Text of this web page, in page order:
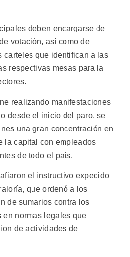
deben encargarse de
votación, así como de
carteles que identifican a las
respectivas mesas para la
realizando manifestaciones
desde el inicio del paro, se
una gran concentración en
la capital con empleados
de todo el país.
el instructivo expedido
que ordenó a los
de sumarios contra los
en normas legales que
de actividades de